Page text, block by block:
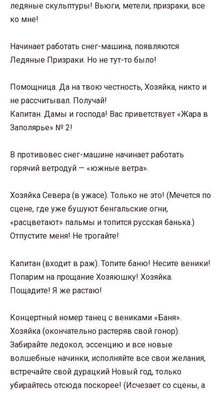
ледяные скульптуры! Вьюги, метели, призраки, все
ко мне!
Начинает работать снег-машина, появляются
Ледяные Призраки. Но не тут-то было!
Помощница. Да на твою честность, Хозяйка, никто и
не рассчитывал. Получай!
Капитан. Дамы и господа! Вас приветствует «Жара в
Заполярье» № 2!
В противовес снег-машине начинает работать
горячий ветродуй — «южные ветра».
Хозяйка Севера (в ужасе). Только не это! (Мечется по
сцене, где уже бушуют бенгальские огни,
«расцветают» пальмы и топится русская банька.)
Отпустите меня! Не трогайте!
Капитан (входит в раж). Топите баню! Несите веники!
Попарим на прощание Хозяюшку! Хозяйка.
Пощадите! Я же растаю!
Концертный номер танец с вениками «Баня».
Хозяйка (окончательно растеряв свой гонор).
Забирайте ледокол, эссенцию и все новые
волшебные начинки, исполняйте все свои желания,
встречайте свой дурацкий Новый год, только
убирайтесь отсюда поскорее! (Исчезает со сцены, а